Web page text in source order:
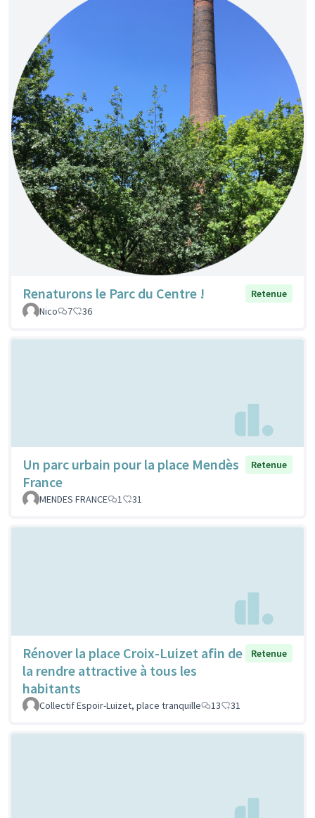
Renaturons le Parc du Centre !
Retenue
Nico
7 36
Un parc urbain pour la place Mendès
France
Retenue
MENDES FRANCE 1 31
Rénover la place Croix-Luizet afin de
la rendre attractive à tous les
habitants
Retenue
Collectif Espoir-Luizet, place tranquille 13 31